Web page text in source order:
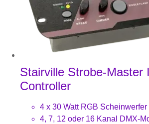
Stairville Strobe-Master
Controller
4 x 30 Watt RGB Scheinwerfer
4, 7, 12 oder 16 Kanal DMX-